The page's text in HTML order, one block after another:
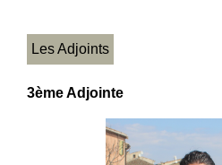
Les Adjoints
3ème Adjointe